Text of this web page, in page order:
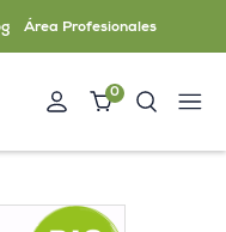
Área Profesionales
0